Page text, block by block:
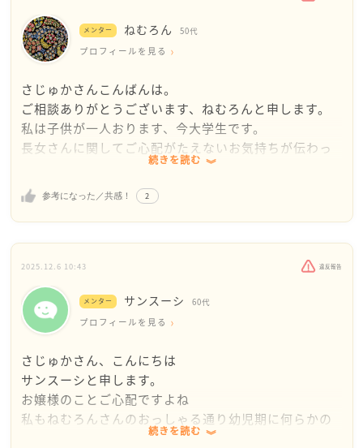
メンター ねむろん 50代
プロフィールを見る
さじゅかさんこんばんは。
ご相談ありがとうございます、ねむろんと申します。
私は子供が一人おります、今大学生です。
長女さんに関してご心配がたえないお気持ちが伝わっ
親ですもの、苦しいですよね。
我が子も中学１年頃からから３年生くらいまで、明ら
かに反抗期がありました。
親の言う事には基本反論する、学校では友達との悪ふ
ざけで備品を壊したり、集団でだれかをいじったり
で、記憶にあるだけでも３回以上は学校から私に電話
があり、電話口で頭を下げていました。
後わざと帰宅を遅らせていました。
入試の頃には自然と落ち着き始め、今では普通の青年
です。
当時の自分は何だったんだろうねと今は申しておりま
続きを読む
参考になった／共感！ 2
2025.12.6 10:43 違反報告
メンター サンスーシ 60代
プロフィールを見る
さじゅかさん、こんにちは
サンスーシと申します。
お嬢様のことご心配ですよね
私もねむろんさんのおっしゃる通り幼児期に何らかの
診断がなかったのならただの反抗期と考えてよいので
続きを読む